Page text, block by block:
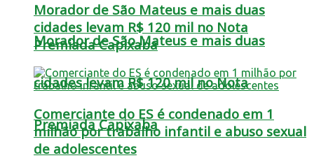
Morador de São Mateus e mais duas
cidades levam R$ 120 mil no Nota
Premiada Capixaba
Morador de São Mateus e mais duas
cidades levam R$ 120 mil no Nota
Premiada Capixaba
Comerciante do ES é condenado em 1
milhão por trabalho infantil e abuso sexual
de adolescentes